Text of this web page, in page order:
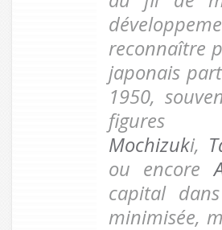
reconnaître
japonais
1950,
figures
Mochizuki,
ou encore
capital
minimisée,